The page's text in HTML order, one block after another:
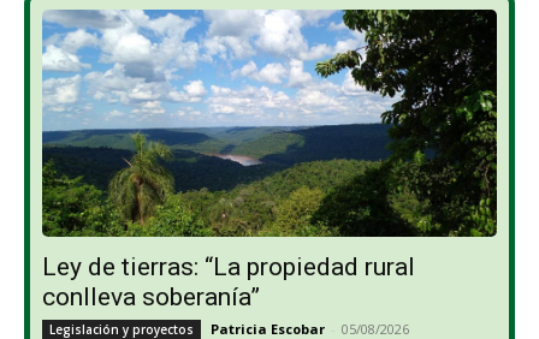
Ley de tierras: “La propiedad rural
conlleva soberanía”
Legislación y proyectos Patricia Escobar - 05/08/2026